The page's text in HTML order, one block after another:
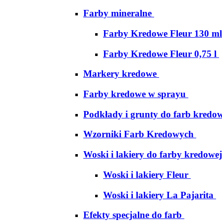
Farby mineralne
Farby Kredowe Fleur 130 ml
Farby Kredowe Fleur 0,75 l
Markery kredowe
Farby kredowe w sprayu
Podkłady i grunty do farb
Wzorniki Farb Kredowych
Woski i lakiery do farby kredowej
Woski i lakiery Fleur
Woski i lakiery La Pajarita
Efekty specjalne do farb